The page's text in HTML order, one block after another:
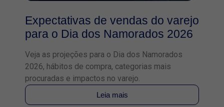
Expectativas de vendas do varejo
para o Dia dos Namorados 2026
Veja as projeções para o Dia dos Namorados
2026, hábitos de compra, categorias mais
procuradas e impactos no varejo.
Leia mais